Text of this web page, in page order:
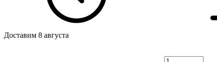
Доставим 8 августа